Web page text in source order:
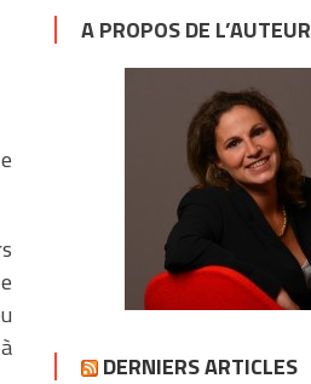
A PROPOS DE L’AUTEUR
DERNIERS ARTICLES